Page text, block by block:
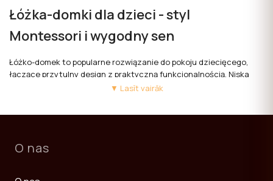
Łóżka-domki dla dzieci - styl
Montessori i wygodny sen
Łóżko-domek to popularne rozwiązanie do pokoju dziecięcego,
łączące przytulny design z praktyczną funkcjonalnością. Niska
konstrukcja w stylu Montessori pozwala dziecku samodzielnie
▼ Lasīt vairāk
O nas